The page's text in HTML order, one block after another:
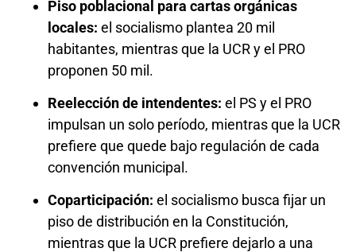
Piso poblacional para cartas orgánicas
locales: el socialismo plantea 20 mil
habitantes, mientras que la UCR y el PRO
proponen 50 mil.
Reelección de intendentes: el PS y el PRO
impulsan un solo período, mientras que la UCR
prefiere que quede bajo regulación de cada
convención municipal.
Coparticipación: el socialismo busca fijar un
piso de distribución en la Constitución,
mientras que la UCR prefiere dejarlo a una